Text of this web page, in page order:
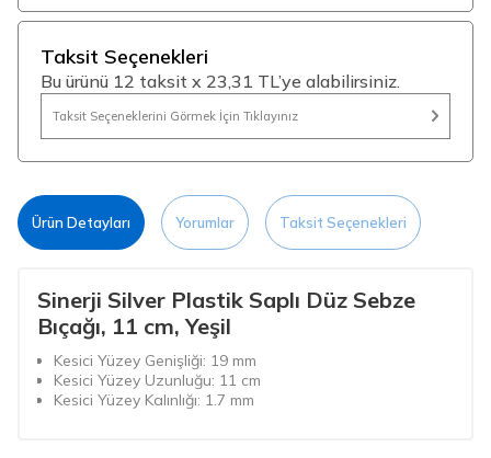
Taksit Seçenekleri
Bu ürünü 12 taksit x 23,31 TL’ye alabilirsiniz.
Taksit Seçeneklerini Görmek İçin Tıklayınız
Ürün Detayları Yorumlar Taksit Seçenekleri
Sinerji Silver Plastik Saplı Düz Sebze
Bıçağı, 11 cm, Yeşil
Kesici Yüzey Genişliği: 19 mm
Kesici Yüzey Uzunluğu: 11 cm
Kesici Yüzey Kalınlığı: 1.7 mm